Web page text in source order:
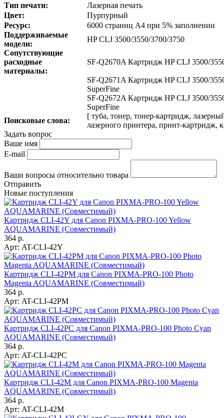
Тип печати:
Лазерная печать
Цвет:
Пурпурный
Ресурс:
6000 страниц A4 при 5% заполнении
Поддерживаемые
модели:
HP CLJ 3500/3550/3700/3750
Сопутствующие
расходные
материалы:
SF-Q2670A Картридж HP CLJ 3500/
SF-Q2671A Картридж HP CLJ 3500/
SuperFine
SF-Q2672A Картридж HP CLJ 3500/
SuperFine
Поисковые слова:
[ туба, тонер, тонер-картридж,
лазерного принтера, принт-картридж,
Задать вопрос
Ваше имя
E-mail
Ваши вопросы относительно товара
Отправить
Новые поступления
Картридж CLI-42Y для Canon PIXMA-PRO-100 Yellow
AQUAMARINE (Совместимый)
364 р.
Арт: AT-CLI-42Y
Картридж CLI-42PM для Canon PIXMA-PRO-100 Photo
Magenta AQUAMARINE (Совместимый)
364 р.
Арт: AT-CLI-42PM
Картридж CLI-42PC для Canon PIXMA-PRO-100 Photo Cyan
AQUAMARINE (Совместимый)
364 р.
Арт: AT-CLI-42PC
Картридж CLI-42M для Canon PIXMA-PRO-100 Magenta
AQUAMARINE (Совместимый)
364 р.
Арт: AT-CLI-42M